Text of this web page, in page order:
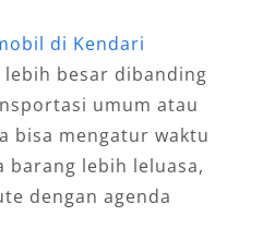
di Kendari
besar dibanding
umum atau
bisa mengatur waktu
barang lebih leluasa,
dengan agenda